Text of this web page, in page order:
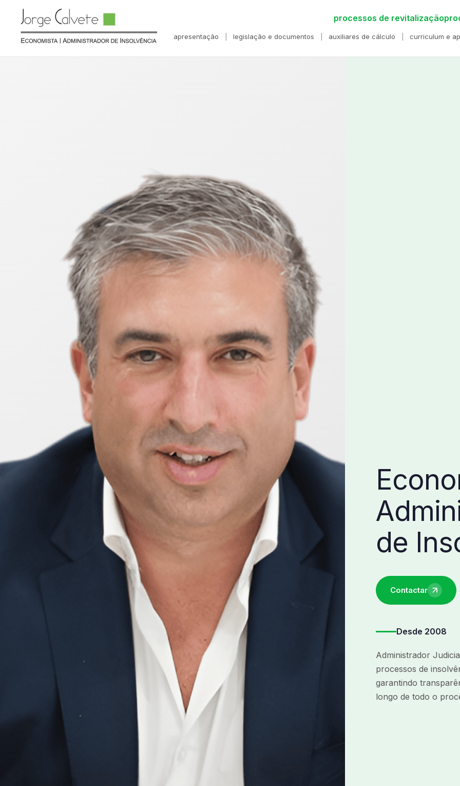
processos de revitalização
apresentação legislação e documentos auxiliares de cálculo curriculum e
de
Contactar
Desde 2008
Administrador
processos de
garantindo
longo de todo o